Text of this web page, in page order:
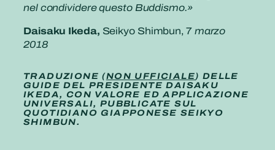
nel condividere questo Buddismo.»
Daisaku Ikeda, Seikyo Shimbun, 7 marzo
2018
TRADUZIONE (NON UFFICIALE) DELLE
GUIDE DEL PRESIDENTE DAISAKU
IKEDA, CON VALORE ED APPLICAZIONE
UNIVERSALI, PUBBLICATE SUL
QUOTIDIANO GIAPPONESE SEIKYO
SHIMBUN.